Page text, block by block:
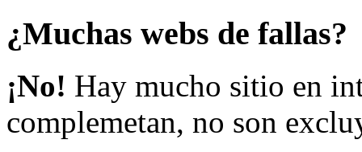
¿Muchas webs de fallas?
¡No! Hay mucho sitio en
complemetan, no son